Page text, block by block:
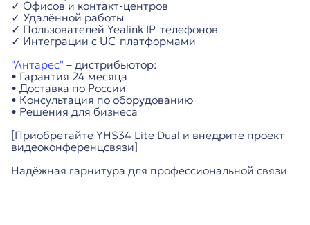
✓ Офисов и контакт-центров
✓ Удалённой работы
✓ Пользователей Yealink IP-телефонов
✓ Интеграции с UC-платформами
"Антарес" – дистрибьютор:
• Гарантия 24 месяца
• Доставка по России
• Консультация по оборудованию
• Решения для бизнеса
[Приобретайте YHS34 Lite Dual и внедрите проект
видеоконференцсвязи]
Надёжная гарнитура для профессиональной связи